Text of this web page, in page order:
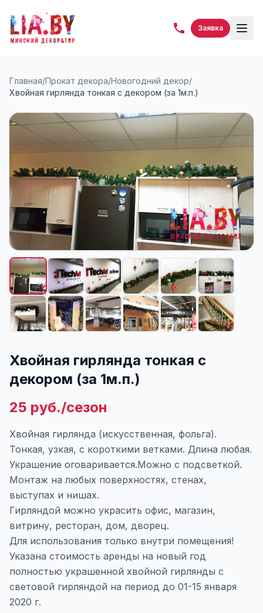
Заявка
Главная/Прокат декора/Новогодний декор/
Хвойная гирлянда тонкая с декором (за 1м.п.)
Хвойная гирлянда тонкая с
декором (за 1м.п.)
25 руб./сезон
Хвойная гирлянда (искусственная, фольга).
Тонкая, узкая, с короткими ветками. Длина любая.
Украшение оговаривается.Можно с подсветкой.
Монтаж на любых поверхностях, стенах,
выступах и нишах.
Гирляндой можно украсить офис, магазин,
витрину, ресторан, дом, дворец.
Для использования только внутри помещения!
Указана стоимость аренды на новый год
полностью украшенной хвойной гирлянды с
световой гирляндой на период до 01-15 января
2020 г.